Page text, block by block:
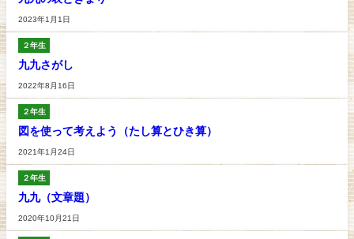
2023年1月1日
２年生
九九さがし
2022年8月16日
２年生
図を使って考えよう（たし算とひき算）
2021年1月24日
２年生
九九（文章題）
2020年10月21日